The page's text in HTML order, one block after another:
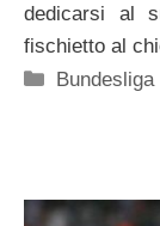
dedicarsi al
fischietto al
Categorie
Bundesliga